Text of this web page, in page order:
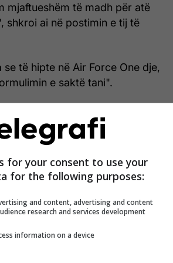
mjaftueshëm të madh për atë
shkroi ai në postimin e tij të
të hipte në Air Force One dje,
e saktë tani".
përfaqësojnë një kundërofertë
se SHBA-të mund të rifillojnë
Iranit 'nëse ata sillen keq'
ende e disponueshme, kushtet
for your consent to use your
for the following purposes:
and content, advertising and content
research and services development
information on a device